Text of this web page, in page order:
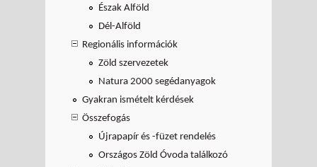
Észak Alföld
Dél-Alföld
Regionális információk
Zöld szervezetek
Natura 2000 segédanyagok
Gyakran ismételt kérdések
Összefogás
Újrapapír és -füzet rendelés
Országos Zöld Óvoda találkozó